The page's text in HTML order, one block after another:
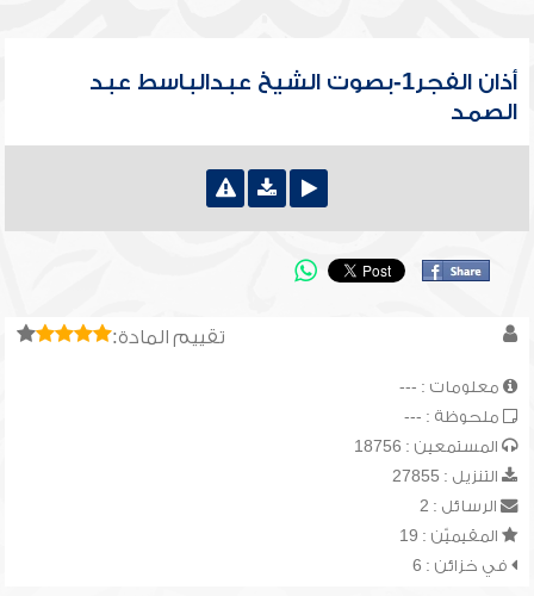
أذان الفجر1-بصوت الشيخ عبدالباسط عبد
الصمد
تقييم المادة:
معلومات : ---
ملحوظة : ---
المستمعين : 18756
التنزيل : 27855
الرسائل : 2
المقيميّن : 19
في خزائن : 6